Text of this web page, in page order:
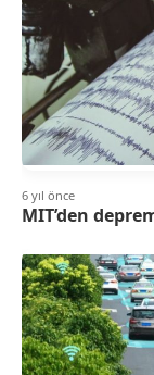
6 yıl önce
MIT’den